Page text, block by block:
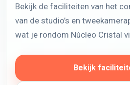
Bekijk de faciliteiten van het
van de studio’s en
wat je rondom Núcleo Cristal
Bekijk